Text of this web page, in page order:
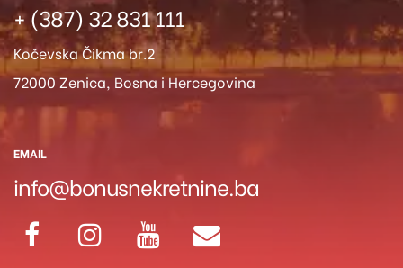
+ (387) 32 831 111
Kočevska Čikma br.2
72000 Zenica, Bosna i Hercegovina
EMAIL
info@bonusnekretnine.ba